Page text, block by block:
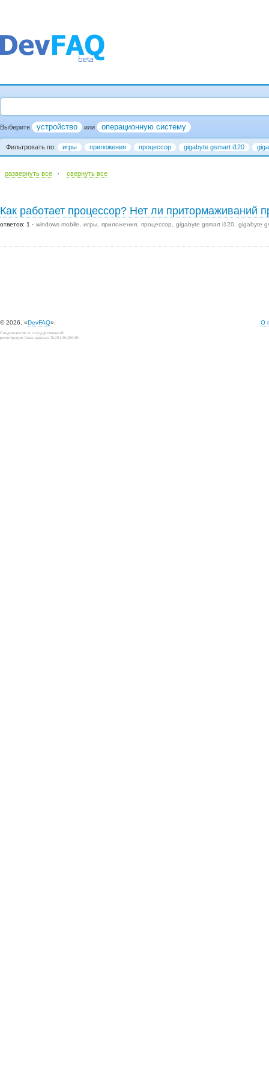
Выберите устройство или операционную систему
Фильтровать по: игры приложения процессор gigabyte gsmart i120
развернуть все · cвернуть все
Как работает процессор? Нет ли притормаживаний
ответов: 1 windows mobile игры приложения процессор gigabyte gsmart i120 gigabyte
© 2026, «DevFAQ». О
Свидетельство о государственной
регистрации базы данных №2012620649.